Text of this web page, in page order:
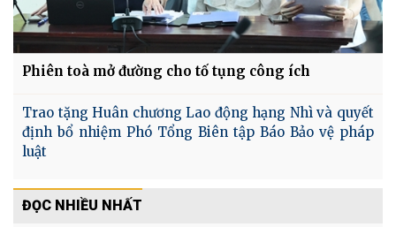
Phiên toà mở đường cho tố tụng công ích
Trao tặng Huân chương Lao động hạng Nhì và quyết
định bổ nhiệm Phó Tổng Biên tập Báo Bảo vệ pháp
luật
ĐỌC NHIỀU NHẤT